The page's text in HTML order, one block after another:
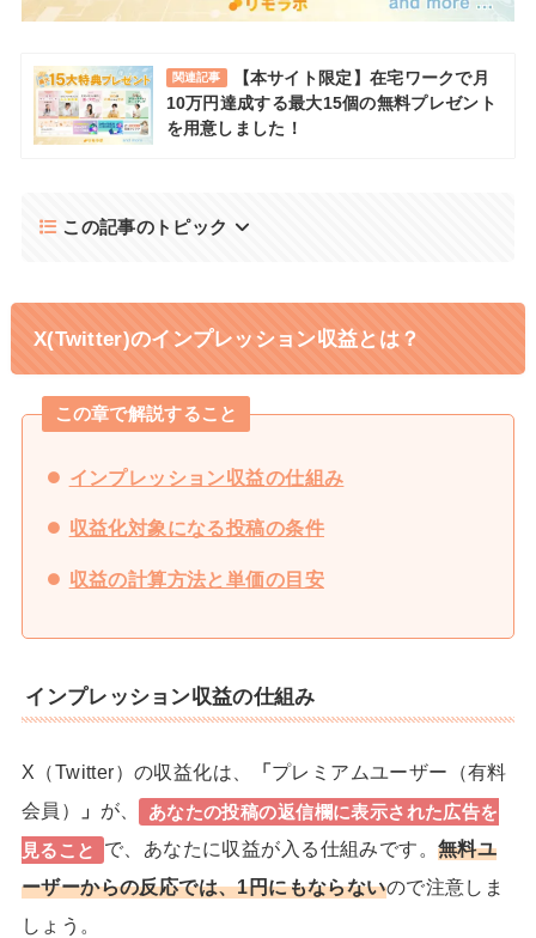
関連記事
【本サイト限定】在宅ワークで月
10万円達成する最大15個の無料プレゼント
を用意しました！
この記事のトピック
X(Twitter)のインプレッション収益とは？
この章で解説すること
インプレッション収益の仕組み
収益化対象になる投稿の条件
収益の計算方法と単価の目安
インプレッション収益の仕組み
X（Twitter）の収益化は、 「 プレミアムユーザー（有料
会員）
」 が、
あなたの投稿の返信欄に表示された広告を
見ること
で、あなたに収益が入る仕組みです。 無料ユ
ーザーからの反応では、1円にもならないので注意しま
しょう。